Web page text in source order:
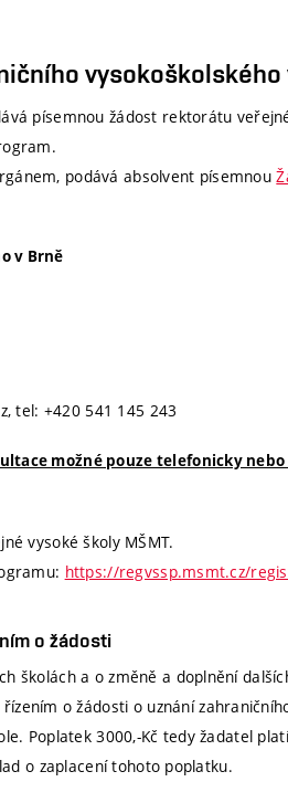
písemnou žádost rektorátu
podává absolvent písemnou
v Brně
tel: +420 541 145 243
možné pouze telefonicky
vysoké školy MŠMT.
https://regvssp.msmt.cz/
o žádosti
školách a o změně a doplnění
o žádosti o uznání
Poplatek 3000,-Kč tedy žadatel
o zaplacení tohoto poplatku.